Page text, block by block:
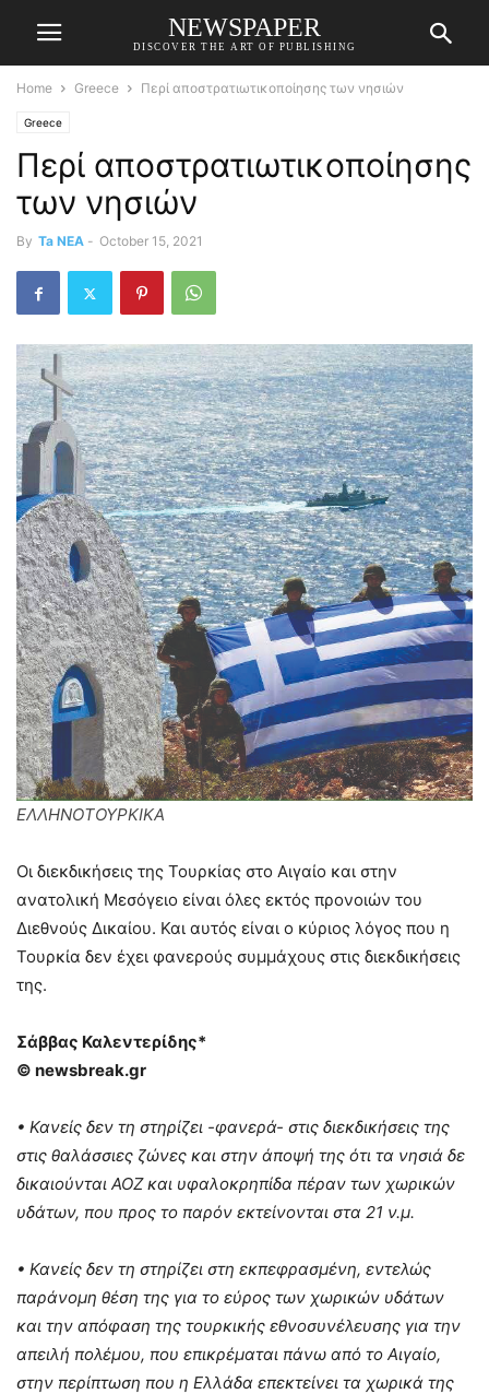
NEWSPAPER
DISCOVER THE ART OF PUBLISHING
Home Greece Περί αποστρατιωτικοποίησης των νησιών
Greece
Περί αποστρατιωτικοποίησης
των νησιών
By Ta NEA - October 15, 2021
ΕΛΛΗΝΟΤΟΥΡΚΙΚΑ
Οι διεκδικήσεις της Τουρκίας στο Αιγαίο και στην
ανατολική Μεσόγειο είναι όλες εκτός προνοιών του
Διεθνούς Δικαίου. Και αυτός είναι ο κύριος λόγος που η
Τουρκία δεν έχει φανερούς συμμάχους στις διεκδικήσεις
της.
Σάββας Καλεντερίδης*
© newsbreak.gr
• Κανείς δεν τη στηρίζει -φανερά- στις διεκδικήσεις της
στις θαλάσσιες ζώνες και στην άποψή της ότι τα νησιά δε
δικαιούνται ΑΟΖ και υφαλοκρηπίδα πέραν των χωρικών
υδάτων, που προς το παρόν εκτείνονται στα 21 ν.μ.
• Κανείς δεν τη στηρίζει στη εκπεφρασμένη, εντελώς
παράνομη θέση της για το εύρος των χωρικών υδάτων
και την απόφαση της τουρκικής εθνοσυνέλευσης για την
απειλή πολέμου, που επικρέμαται πάνω από το Αιγαίο,
στην περίπτωση που η Ελλάδα επεκτείνει τα χωρικά της